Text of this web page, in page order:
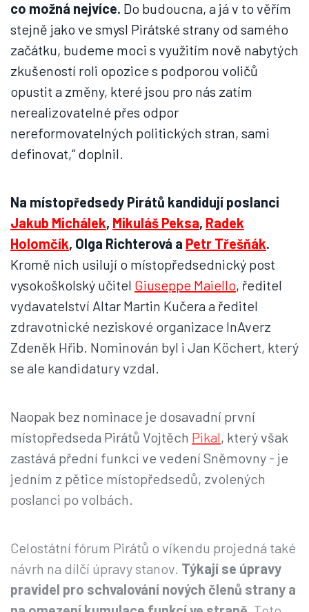
co možná nejvíce. Do budoucna, a já v to věřím
stejně jako ve smysl Pirátské strany od samého
začátku, budeme moci s využitím nově nabytých
zkušeností roli opozice s podporou voličů
opustit a změny, které jsou pro nás zatím
nerealizovatelné přes odpor
nereformovatelných politických stran, sami
definovat,“ doplnil.
Na místopředsedy Pirátů kandidují poslanci
Jakub Michálek, Mikuláš Peksa, Radek
Holomčík, Olga Richterová a Petr Třešňák.
Kromě nich usilují o místopředsednický post
vysokoškolský učitel Giuseppe Maiello, ředitel
vydavatelství Altar Martin Kučera a ředitel
zdravotnické neziskové organizace InAverz
Zdeněk Hřib. Nominován byl i Jan Köchert, který
se ale kandidatury vzdal.
Naopak bez nominace je dosavadní první
místopředseda Pirátů Vojtěch Pikal, který však
zastává přední funkci ve vedení Sněmovny - je
jedním z pětice místopředsedů, zvolených
poslanci po volbách.
Celostátní fórum Pirátů o víkendu projedná také
návrh na dílčí úpravy stanov. Týkají se úpravy
pravidel pro schvalování nových členů strany a